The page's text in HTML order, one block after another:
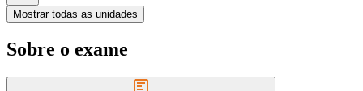
Mostrar todas as unidades
Sobre o exame